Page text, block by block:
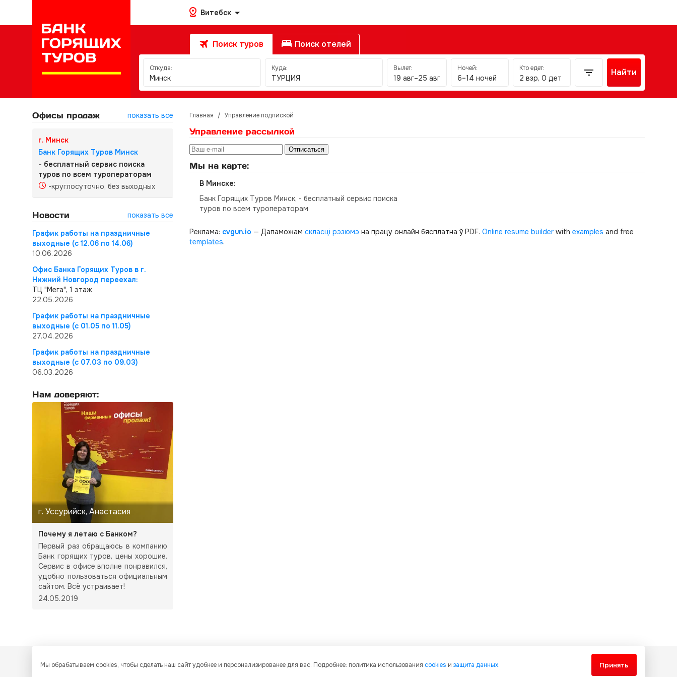
Витебск
Поиск туров Поиск отелей
Откуда:
Минск
Куда:
ТУРЦИЯ
Вылет:
19 авг–25 авг
Ночей:
6–14 ночей
Кто едет:
2 взр, 0 дет
Найти
Офисы продаж показать все
г. Минск
Банк Горящих Туров Минск
- бесплатный сервис поиска
туров по всем туроператорам
-круглосуточно, без выходных
Новости
показать все
График работы на праздничные
выходные (с 12.06 по 14.06)
10.06.2026
Офис Банка Горящих Туров в г.
Нижний Новгород переехал:
ТЦ "Мега", 1 этаж
22.05.2026
График работы на праздничные
выходные (с 01.05 по 11.05)
27.04.2026
График работы на праздничные
выходные (с 07.03 по 09.03)
06.03.2026
Нам доверяют:
г. Уссурийск, Анастасия
Почему я летаю с Банком?
Первый раз обращаюсь в компанию
Банк горящих туров, цены хорошие.
Сервис в офисе вполне понравился,
удобно пользоваться официальным
сайтом. Всё устраивает!
24.05.2019
Главная / Управление подпиской
Управление рассылкой
Мы на карте:
В Минске:
Банк Горящих Туров Минск, - бесплатный сервис поиска
туров по всем туроператорам
Реклама: cvgun.io — Дапаможам скласці рэзюмэ на працу онлайн бясплатна ў PDF. Online resume builder with examples and free
templates.
Все ресурсы настоящего сайта, включая дизайн, текстовое и графическое содержание, структуру и оформление страниц защищены международными соглашениями и законодательством Украины об
Мы обрабатываем cookies, чтобы сделать наш сайт удобнее и персонализированее для вас. Подробнее: политика использования cookies и защита данных. Принять